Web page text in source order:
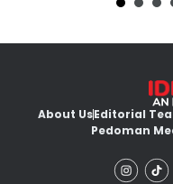
About UsEditorial
Pedoman